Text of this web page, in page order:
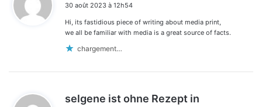
t
:
30 août 2023 à 12h54
Hi, its fastidious piece of writing about media print,
we all be familiar with media is a great source of facts.
chargement…
selgene ist ohne Rezept in